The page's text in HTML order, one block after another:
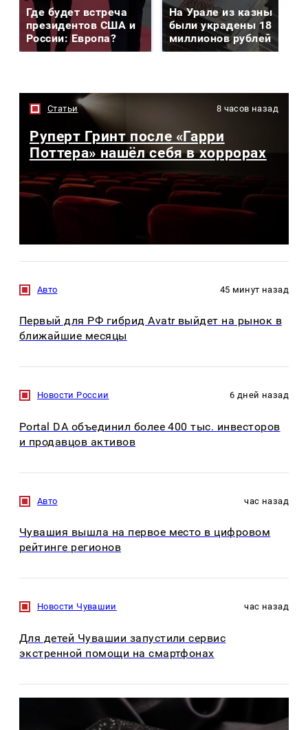
Где будет встреча
президентов США и
России: Европа?
На Урале из казны
были украдены 18
миллионов рублей
Статьи 8 часов назад
Руперт Гринт после «Гарри
Поттера» нашёл себя в хоррорах
Авто 45 минут назад
Первый для РФ гибрид Avatr выйдет на рынок в
ближайшие месяцы
Новости России 6 дней назад
Portal DA объединил более 400 тыс. инвесторов
и продавцов активов
Авто час назад
Чувашия вышла на первое место в цифровом
рейтинге регионов
Новости Чувашии час назад
Для детей Чувашии запустили сервис
экстренной помощи на смартфонах